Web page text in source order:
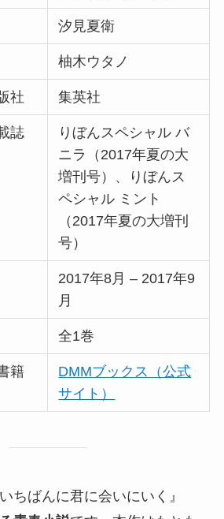
汐見夏衛
柚木ウタノ
社 集英社
誌
りぼんスペシャル バ
ニラ（2017年夏の大
増刊号）、りぼんス
ペシャル ミント
（2017年夏の大増刊
号）
2017年8月 – 2017年9
月
全1巻
籍
DMMブックス（公式
サイト）
ちばんに君に会いにいく』